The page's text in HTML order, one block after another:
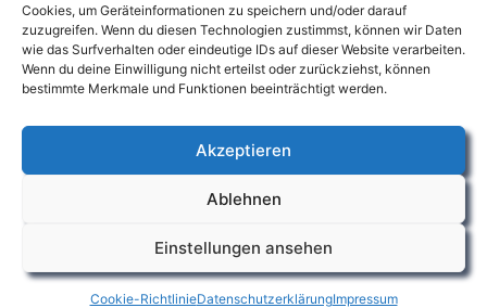
Cookies, um Geräteinformationen zu speichern und/oder darauf
zuzugreifen. Wenn du diesen Technologien zustimmst, können wir Daten
wie das Surfverhalten oder eindeutige IDs auf dieser Website verarbeiten.
Wenn du deine Einwilligung nicht erteilst oder zurückziehst, können
bestimmte Merkmale und Funktionen beeinträchtigt werden.
Akzeptieren
Ablehnen
Einstellungen ansehen
Cookie-RichtlinieDatenschutzerklärungImpressum
Die schmecken auch mal nach der Probe
WEITERLESENSCHOKOLADENMUFFINS
MIT
Facebook
Datenschutzerklärung
Cookie-Richtlinie (EU)
Kontakt
© 2026Mandolinenverein Auenheim e.V.